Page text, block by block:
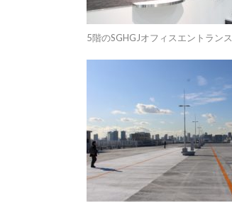
5階のSGHGJオフィスエントランス